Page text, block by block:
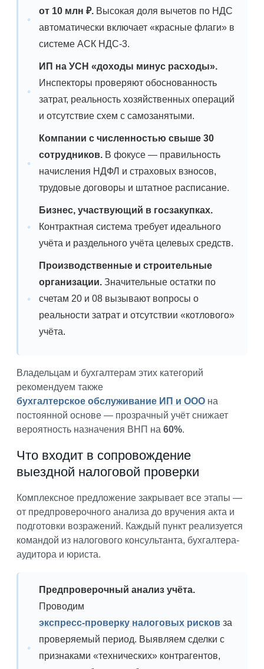
от 10 млн ₽. Высокая доля вычетов по НДС
автоматически включает «красные флаги» в
системе АСК НДС-3.
ИП на УСН «доходы минус расходы».
Инспекторы проверяют обоснованность
затрат, реальность хозяйственных операций
и отсутствие схем с самозанятыми.
Компании с численностью свыше 30
сотрудников. В фокусе — правильность
начисления НДФЛ и страховых взносов,
трудовые договоры и штатное расписание.
Бизнес, участвующий в госзакупках.
Контрактная система требует идеального
учёта и раздельного учёта целевых средств.
Производственные и строительные
организации. Значительные остатки по
счетам 20 и 08 вызывают вопросы о
реальности затрат и отсутствии «котлового»
учёта.
Владельцам и бухгалтерам этих категорий
рекомендуем также
бухгалтерское обслуживание ИП и ООО на
постоянной основе — прозрачный учёт снижает
вероятность назначения ВНП на 60%.
Что входит в сопровождение
выездной налоговой проверки
Комплексное предложение закрывает все этапы —
от предпроверочного анализа до вручения акта и
подготовки возражений. Каждый пункт реализуется
командой из налогового консультанта, бухгалтера-
аудитора и юриста.
Предпроверочный анализ учёта.
Проводим
экспресс-проверку налоговых рисков за
проверяемый период. Выявляем сделки с
признаками «технических» контрагентов,